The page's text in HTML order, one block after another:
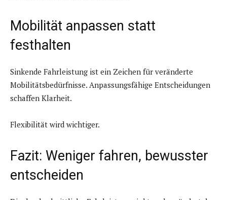
Mobilität anpassen statt
festhalten
Sinkende Fahrleistung ist ein Zeichen für veränderte
Mobilitätsbedürfnisse. Anpassungsfähige Entscheidungen
schaffen Klarheit.
Flexibilität wird wichtiger.
Fazit: Weniger fahren, bewusster
entscheiden